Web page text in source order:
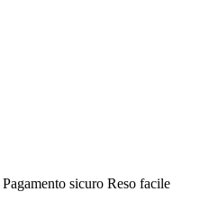
Pagamento sicuro Reso facile